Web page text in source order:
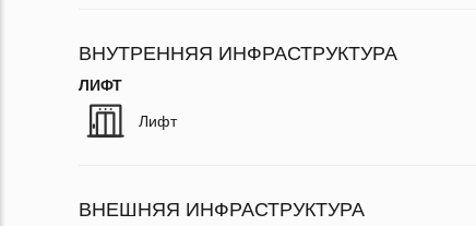
ВНУТРЕННЯЯ ИНФРАСТРУКТУРА
ЛИФТ
Лифт
ВНЕШНЯЯ ИНФРАСТРУКТУРА